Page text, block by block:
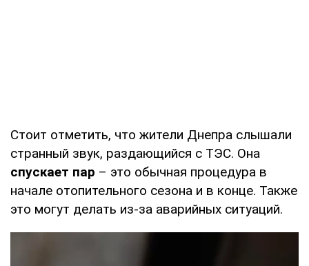
Стоит отметить, что жители Днепра слышали
странный звук, раздающийся с ТЭС. Она
спускает пар – это обычная процедура в
начале отопительного сезона и в конце. Также
это могут делать из-за аварийных ситуаций.